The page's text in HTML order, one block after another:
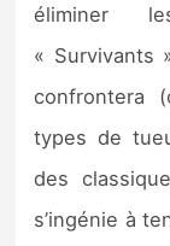
éliminer
« Survivants
confrontera
types de
des
s’ingénie à